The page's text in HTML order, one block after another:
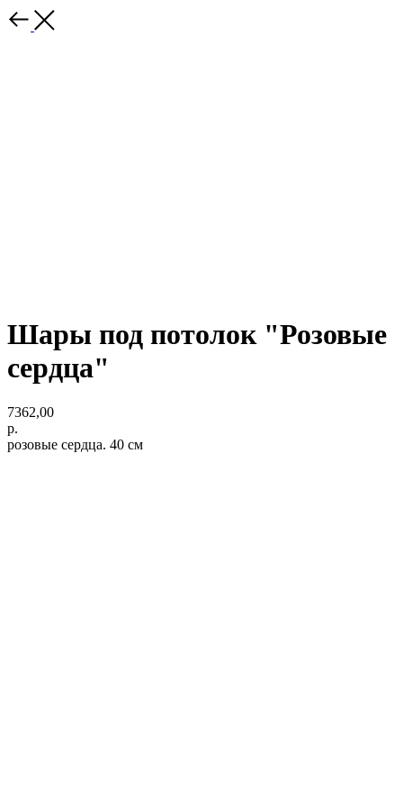
Шары под потолок "Розовые
сердца"
7362,00
р.
розовые сердца. 40 cм